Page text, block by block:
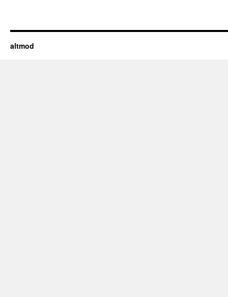
altmod